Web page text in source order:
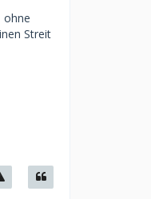
ohne
Streit